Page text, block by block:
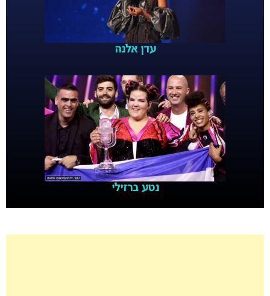
עדן אלנה
נטע ברזילי